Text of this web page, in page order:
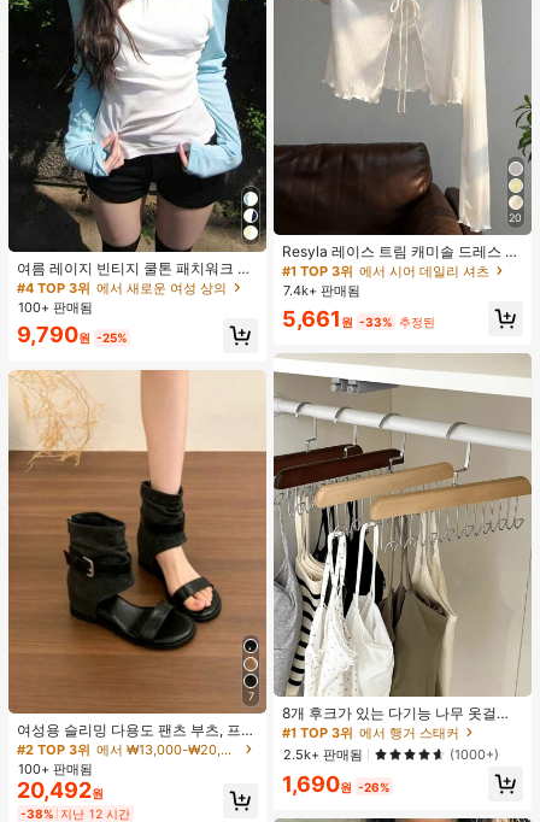
여름 레이지 빈티지 쿨톤 패치워크 배
색 얇은 시어 긴팔 슬림핏 체형 보정
탑
#4 TOP 3위 에서 새로운 여성 상의
100+ 판매됨
9,790원 -25%
7
여성용 슬리밍 다용도 팬츠 부츠, 프렌
치 로맨틱 스타일, 다리 스트레이트닝
#2 TOP 3위
에서 ₩13,000-₩20,000 여성 패션 부츠
100+ 판매됨
20,492원
-38% 지난 12 시간
20
Resyla 레이스 트림 캐미솔 드레스 커
버 업, 여성용 긴소매 니트 시어 커버
업 탑, 여름
#1 TOP 3위 에서 시어 데일리 셔츠
7.4k+ 판매됨
5,661 원 -33% 추정된
8개 후크가 있는 다기능 나무 옷걸이
360도 회전 옷장 수납 후크 랙 상의
조끼 및 의류용 공간 절약 정리대
#1 TOP 3위 에서 행거 스태커
2.5k+ 판매됨
(1000+)
1,690원 -26%